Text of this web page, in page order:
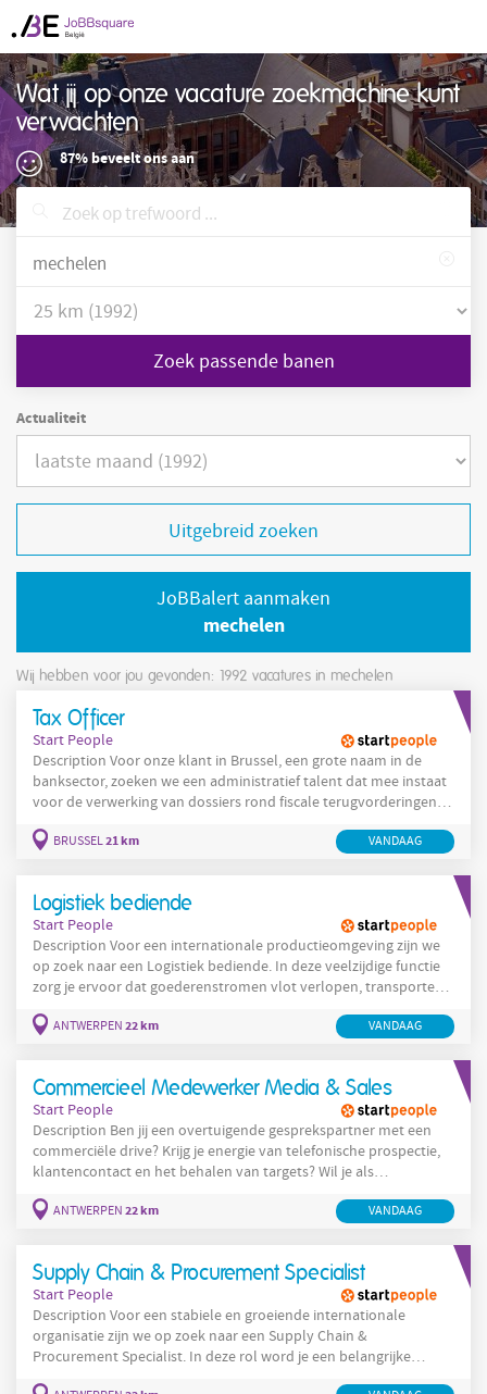
Wat jij op onze vacature zoekmachine kunt
verwachten
87% beveelt ons aan
Zoek passende banen
Actualiteit
Uitgebreid zoeken
JoBBalert aanmaken
mechelen
Wij hebben voor jou gevonden: 1992 vacatures in mechelen
Tax Officer
Start People
Description Voor onze klant in Brussel, een grote naam in de
banksector, zoeken we een administratief talent dat mee instaat
voor de verwerking van dossiers rond fiscale terugvorderingen
ondersteun je de verwerking van fiscale dossiers en zorg je
BRUSSEL21 km VANDAAG
Logistiek bediende
Start People
Description Voor een internationale productieomgeving zijn we
op zoek naar een Logistiek bediende. In deze veelzijdige functie
zorg je ervoor dat goederenstromen vlot verlopen, transporten
vertrekken. Jouw verantwoordelijkheden: Je plant en verwerkt
documenten. Je
ANTWERPEN 22 km VANDAAG
Commercieel Medewerker Media & Sales
Start People
Description Ben jij een overtuigende gesprekspartner met een
commerciële drive? Krijg je energie van telefonische prospectie,
klantencontact en het behalen van targets? Wil je als
(m/v/x) bedrijven helpen groeien met creatieve
komt terecht in een creatieve en dynamische
ANTWERPEN 22 km VANDAAG
Supply Chain & Procurement Specialist
Start People
Description Voor een stabiele en groeiende internationale
organisatie zijn we op zoek naar een Supply Chain &
Procurement Specialist. In deze rol word je een belangrijke